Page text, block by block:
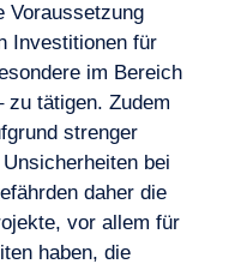
Voraussetzung
Investitionen für
im Bereich
zu tätigen. Zudem
strenger
bei
daher die
vor allem für
haben, die